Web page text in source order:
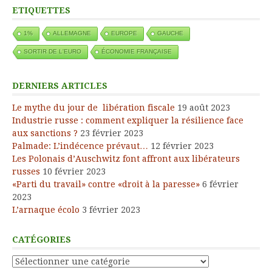
ETIQUETTES
1% ALLEMAGNE EUROPE GAUCHE
SORTIR DE L'EURO ÉCONOMIE FRANÇAISE
DERNIERS ARTICLES
Le mythe du jour de libération fiscale 19 août 2023
Industrie russe : comment expliquer la résilience face
aux sanctions ? 23 février 2023
Palmade: L’indécence prévaut… 12 février 2023
Les Polonais d’Auschwitz font affront aux libérateurs
russes 10 février 2023
«Parti du travail» contre «droit à la paresse» 6 février
2023
L’arnaque écolo 3 février 2023
CATÉGORIES
Catégories